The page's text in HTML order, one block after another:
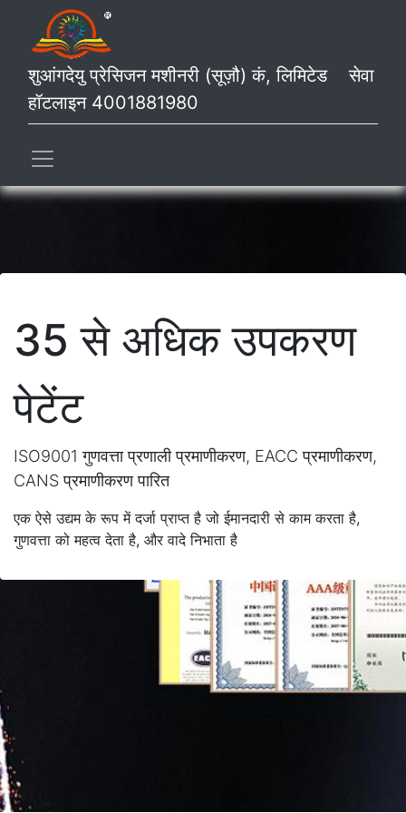
शुआंगदेयु प्रेसिजन मशीनरी (सूज़ौ) कं, लिमिटेड सेवा
हॉटलाइन 4001881980
35 से अधिक उपकरण
पेटेंट
ISO9001 गुणवत्ता प्रणाली प्रमाणीकरण, EACC प्रमाणीकरण,
CANS प्रमाणीकरण पारित
एक ऐसे उद्यम के रूप में दर्जा प्राप्त है जो ईमानदारी से काम करता है,
गुणवत्ता को महत्व देता है, और वादे निभाता है